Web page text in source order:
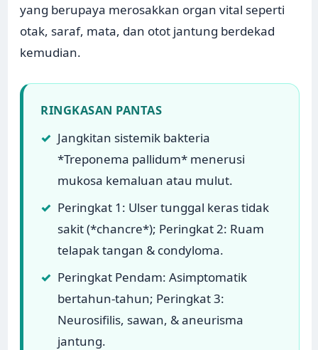
yang berupaya merosakkan organ vital seperti
otak, saraf, mata, dan otot jantung berdekad
kemudian.
RINGKASAN PANTAS
✓ Jangkitan sistemik bakteria
*Treponema pallidum* menerusi
mukosa kemaluan atau mulut.
✓ Peringkat 1: Ulser tunggal keras tidak
sakit (*chancre*); Peringkat 2: Ruam
telapak tangan & condyloma.
✓ Peringkat Pendam: Asimptomatik
bertahun-tahun; Peringkat 3:
Neurosifilis, sawan, & aneurisma
jantung.